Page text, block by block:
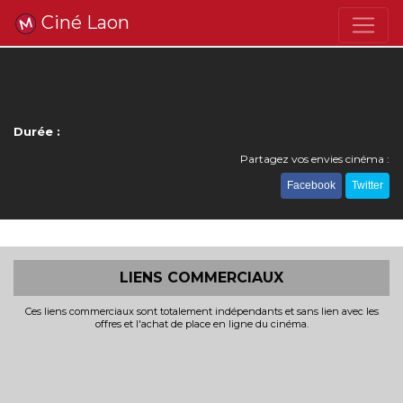
Ciné Laon
Durée :
Partagez vos envies cinéma :
Facebook Twitter
LIENS COMMERCIAUX
Ces liens commerciaux sont totalement indépendants et sans lien avec les
offres et l'achat de place en ligne du cinéma.